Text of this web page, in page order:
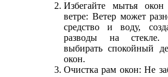
Избегайте мытья
ветре: Ветер может
средство и воду,
разводы на стекле.
выбирать спокойный
окон.
Очистка рам окон: Не